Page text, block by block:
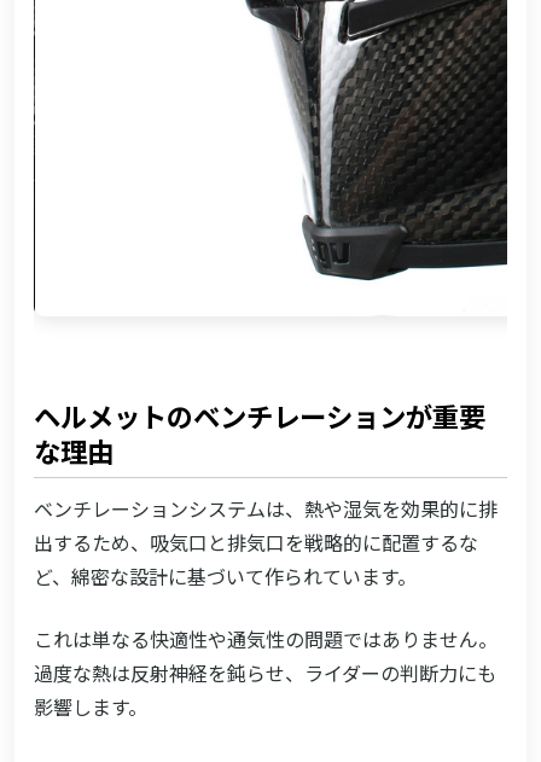
ヘルメットのベンチレーションが重要
な理由
ベンチレーションシステムは、熱や湿気を効果的に排
出するため、吸気口と排気口を戦略的に配置するな
ど、綿密な設計に基づいて作られています。
これは単なる快適性や通気性の問題ではありません。
過度な熱は反射神経を鈍らせ、ライダーの判断力にも
影響します。